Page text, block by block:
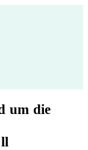
um die